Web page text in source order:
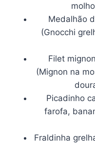
Medalhão
(Gnocchi
Filet
(Mignon na
Picadinho
farofa,
Fraldinha